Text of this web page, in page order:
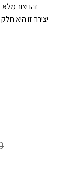
זהו יצור